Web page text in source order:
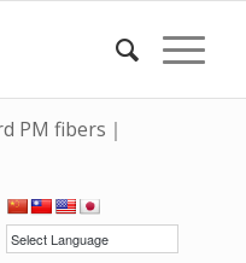
PM fibers｜